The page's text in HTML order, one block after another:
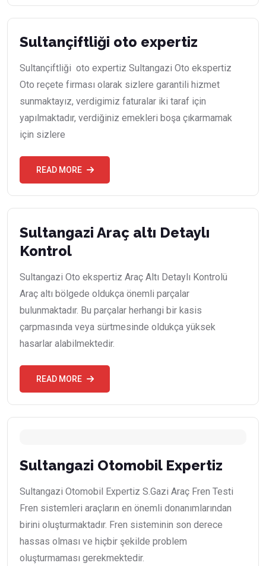
Sultançiftliği oto expertiz
Sultançiftliği oto expertiz Sultangazi Oto ekspertiz
Oto reçete firması olarak sizlere garantili hizmet
sunmaktayız, verdigimiz faturalar iki taraf için
yapılmaktadır, verdiğiniz emekleri boşa çıkarmamak
için sizlere
READ MORE
Sultangazi Araç altı Detaylı
Kontrol
Sultangazi Oto ekspertiz Araç Altı Detaylı Kontrolü
Araç altı bölgede oldukça önemli parçalar
bulunmaktadır. Bu parçalar herhangi bir kasis
çarpmasında veya sürtmesinde oldukça yüksek
hasarlar alabilmektedir.
READ MORE
Sultangazi Otomobil Expertiz
Sultangazi Otomobil Expertiz S.Gazi Araç Fren Testi
Fren sistemleri araçların en önemli donanımlarından
birini oluşturmaktadır. Fren sisteminin son derece
hassas olması ve hiçbir şekilde problem
oluşturmaması gerekmektedir.